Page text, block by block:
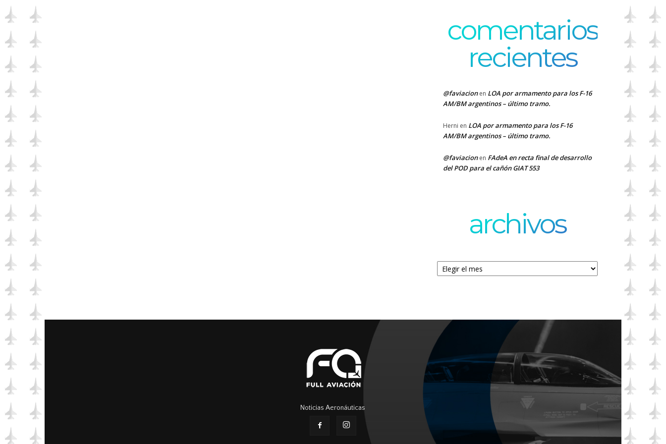
comentarios
recientes
@faviacionen LOA por armamento para los F-16
AM/BM argentinos – último tramo.
Herni en LOA por armamento para los F-16
AM/BM argentinos – último tramo.
@faviacionen FAdeA en recta final de desarrollo
del POD para el cañón GIAT 553
archivos
Archivos
Noticias Aeronáuticas